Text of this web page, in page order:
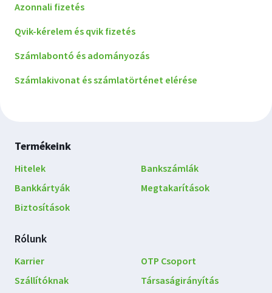
Azonnali fizetés
Qvik-kérelem és qvik fizetés
Számlabontó és adományozás
Számlakivonat és számlatörténet elérése
Lábléc
navigáció
Termékeink
Hitelek
Bankszámlák
Bankkártyák
Megtakarítások
Biztosítások
Rólunk
Karrier
Szállítóknak
OTP Csoport
Társaságirányítás